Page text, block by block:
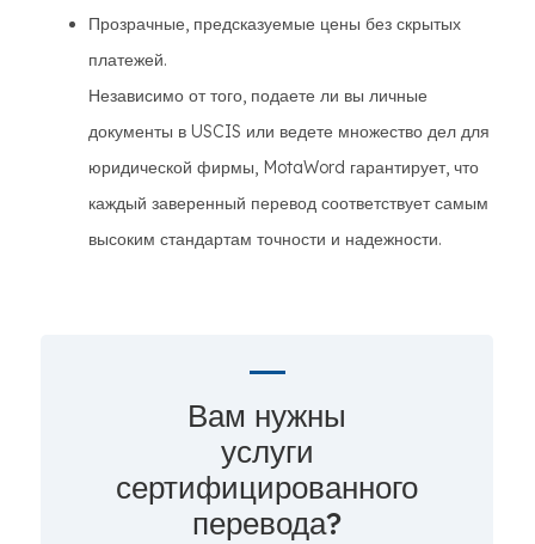
Прозрачные, предсказуемые цены без скрытых
платежей.
Независимо от того, подаете ли вы личные
документы в USCIS или ведете множество дел для
юридической фирмы, MotaWord гарантирует, что
каждый заверенный перевод соответствует самым
высоким стандартам точности и надежности.
Вам нужны
услуги
сертифицированного
перевода?